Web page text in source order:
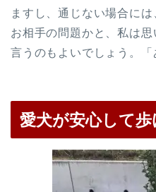
ますし、通じない場合に
お相手の問題かと、私は
言うのもよいでしょう。「
愛犬が安心して